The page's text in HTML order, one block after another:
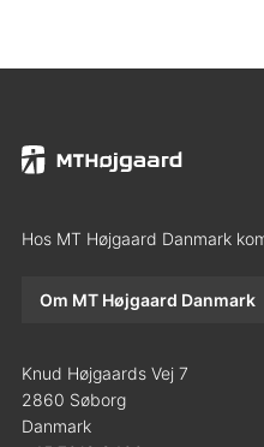
Hos MT Højgaard Danmark
Om MT Højgaard Danmark
Knud Højgaards Vej 7
2860 Søborg
Danmark